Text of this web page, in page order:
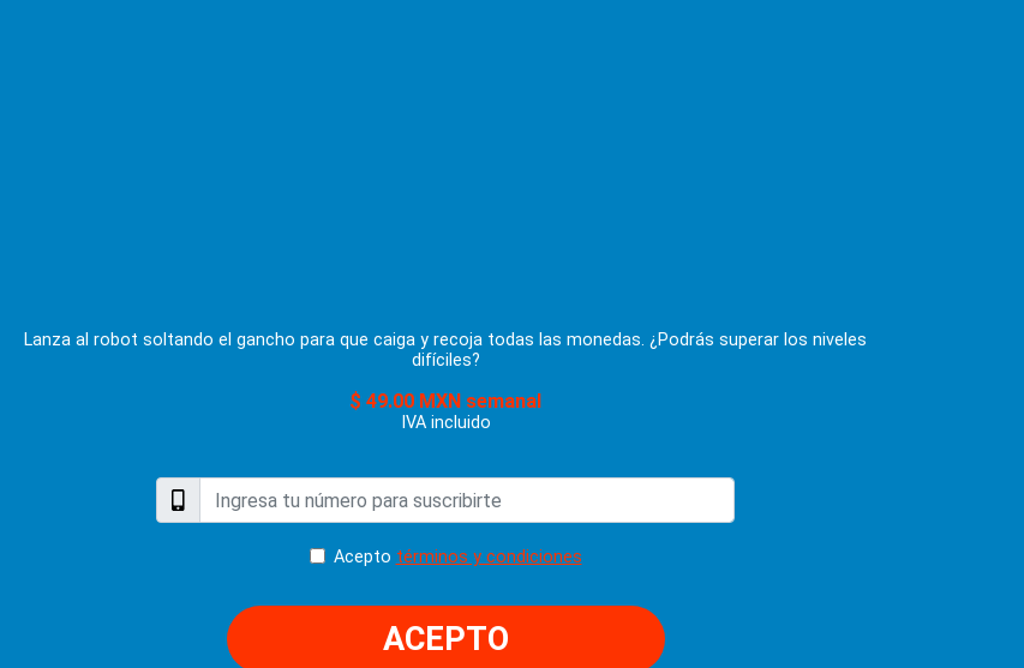
Lanza al robot soltando el gancho para que caiga y recoja todas las monedas. ¿Podrás superar los niveles
difíciles?
$ 49.00 MXN semanal
IVA incluido
Acepto términos y condiciones
ACEPTO